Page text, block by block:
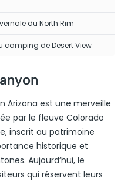
du North Rim
camping de Desert View
Arizona est une merveille
par le fleuve Colorado
inscrit au patrimoine
historique et
Aujourd’hui, le
qui réservent leurs